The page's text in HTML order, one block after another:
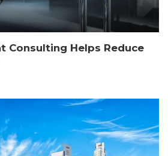
Consulting Helps Reduce